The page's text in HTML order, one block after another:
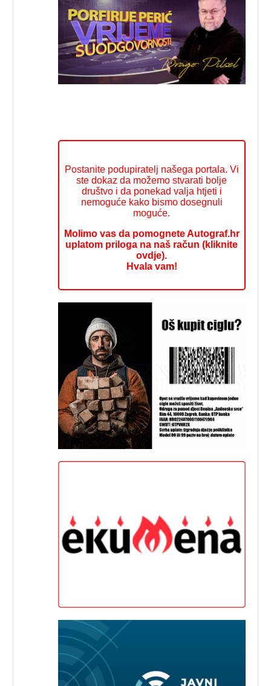
Postanite podupiratelj našega portala. Vi
ste dokaz da možemo stvarati bolje
društvo i da ponekad valja htjeti i
nemoguće kako bismo dosegnuli
moguće.
Molimo vas da pomognete Autograf.hr
uplatom priloga na naš račun (kliknite
ovdje).
Hvala vam!